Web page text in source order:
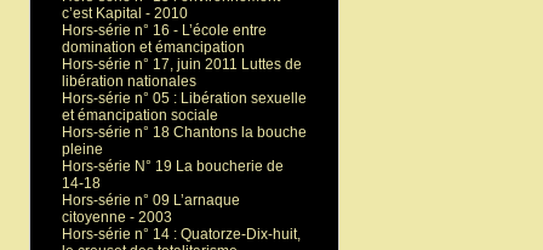
c’est Kapital - 2010
Hors-série n° 16 - L’école entre
domination et émancipation
Hors-série n° 17, juin 2011 Luttes de
libération nationales
Hors-série n° 05 : Libération sexuelle
et émancipation sociale
Hors-série n° 18 Chantons la bouche
pleine
Hors-série N° 19 La boucherie de
14-18
Hors-série n° 09 L’arnaque
citoyenne - 2003
Hors-série n° 14 : Quatorze-Dix-huit,